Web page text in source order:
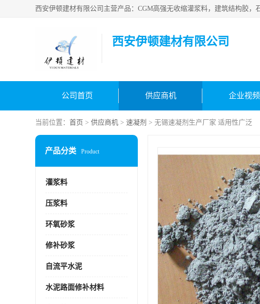
西安伊顿建材有限公司
公司首页 供应商机 企业视频
当前位置： 首页 > 供应商机 > 速凝剂 > 无锡速凝剂生产厂家 适用性广泛
产品分类 Product
灌浆料
压浆料
环氧砂浆
修补砂浆
自流平水泥
水泥路面修补材料